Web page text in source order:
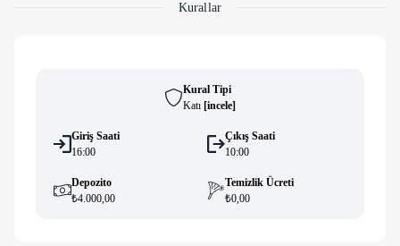
Kurallar
Kural Tipi
Katı [i̇ncele]
Giriş Saati
16:00
Çıkış Saati
10:00
Depozito
₺4.000,00
Temizlik Ücreti
₺0,00